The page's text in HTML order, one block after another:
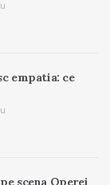
empatia: ce
scena Operei